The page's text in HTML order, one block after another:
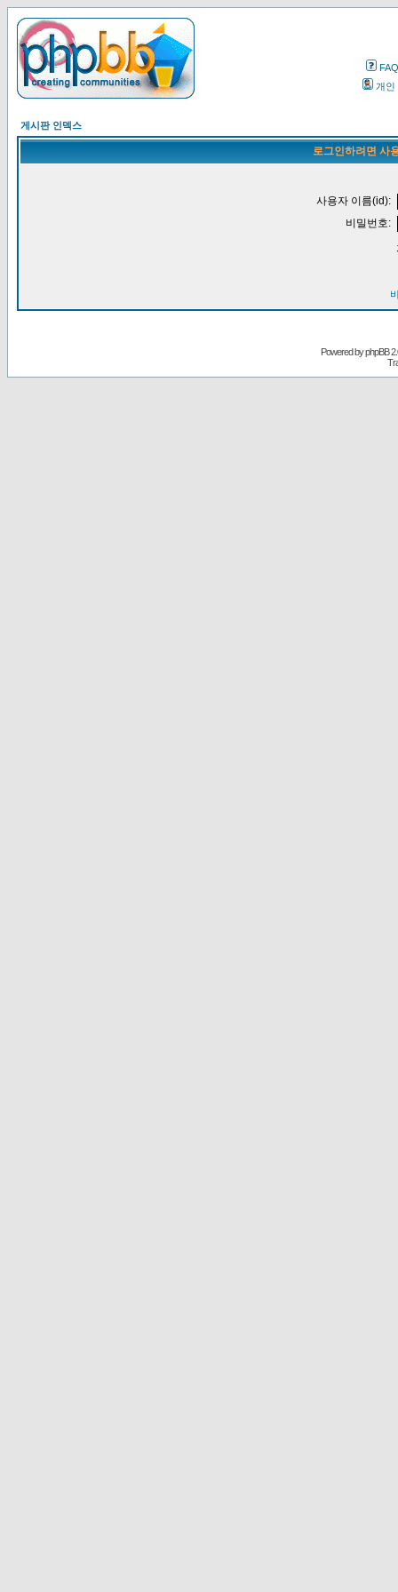
FAQ
개인
게시판 인덱스
로그인하려면 사
사용자 이름(id):
비밀번호:
Powered byphpBB